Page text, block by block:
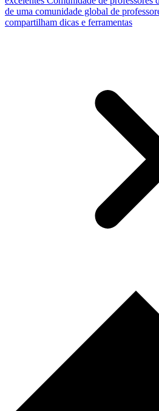
de uma comunidade global de
compartilham dicas e ferramentas